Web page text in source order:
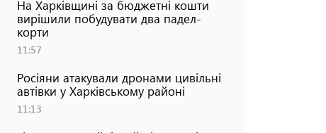
На Харківщині за бюджетні кошти
вирішили побудувати два падел-
корти
11:57
Росіяни атакували дронами цивільні
автівки у Харківському районі
11:13